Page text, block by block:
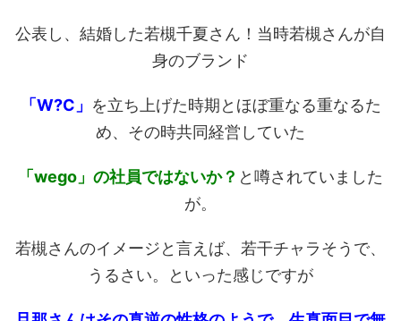
公表し、結婚した若槻千夏さん！当時若槻さんが自
身のブランド
「W?C」 を立ち上げた時期とほぼ重なる重なるた
め、その時共同経営していた
「wego」の社員ではないか？ と噂されていました
が。
若槻さんのイメージと言えば、若干チャラそうで、
うるさい。といった感じですが